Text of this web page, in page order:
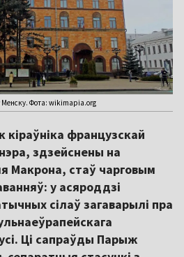
Фота: wikimapia.org
кіраўніка французскай
здзейснены на
Макрона, стаў чарговым
у асяроддзі
сілаў загаварылі пра
Ці сапраўды Парыж